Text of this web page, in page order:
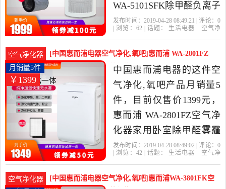
WA-5101SFK除甲醛负离子
卧室杀菌香薰PM2.5是2019
活电器当中性价比很高的
空气净化,氧吧，由江苏 苏
州发货。
发布时间：2019-04-28 08:49:21 | 评论： 0
| 浏览： 62| 话题： 生活电器
空气净
空气净化器
[中国惠而浦电器空气净化,氧吧]惠而浦 WA-2801FZ
空气净化器月销量5件仅售1399元
￥1399
月销量5件
中国惠而浦电器的这件空
气净化,氧吧产品月销量5
件，目前仅售价1399元，
惠而浦 WA-2801FZ空气净
化器家用卧室除甲醛雾霾
pm2.5加湿一体机是2019年
电器当中性价比很高的空
发布时间：2019-04-28 08:49:02 | 评论： 0
| 浏览： 42| 话题： 生活电器
空气净
空气净化器
[中国惠而浦电器空气净化,氧吧]惠而浦WA-3801FK空